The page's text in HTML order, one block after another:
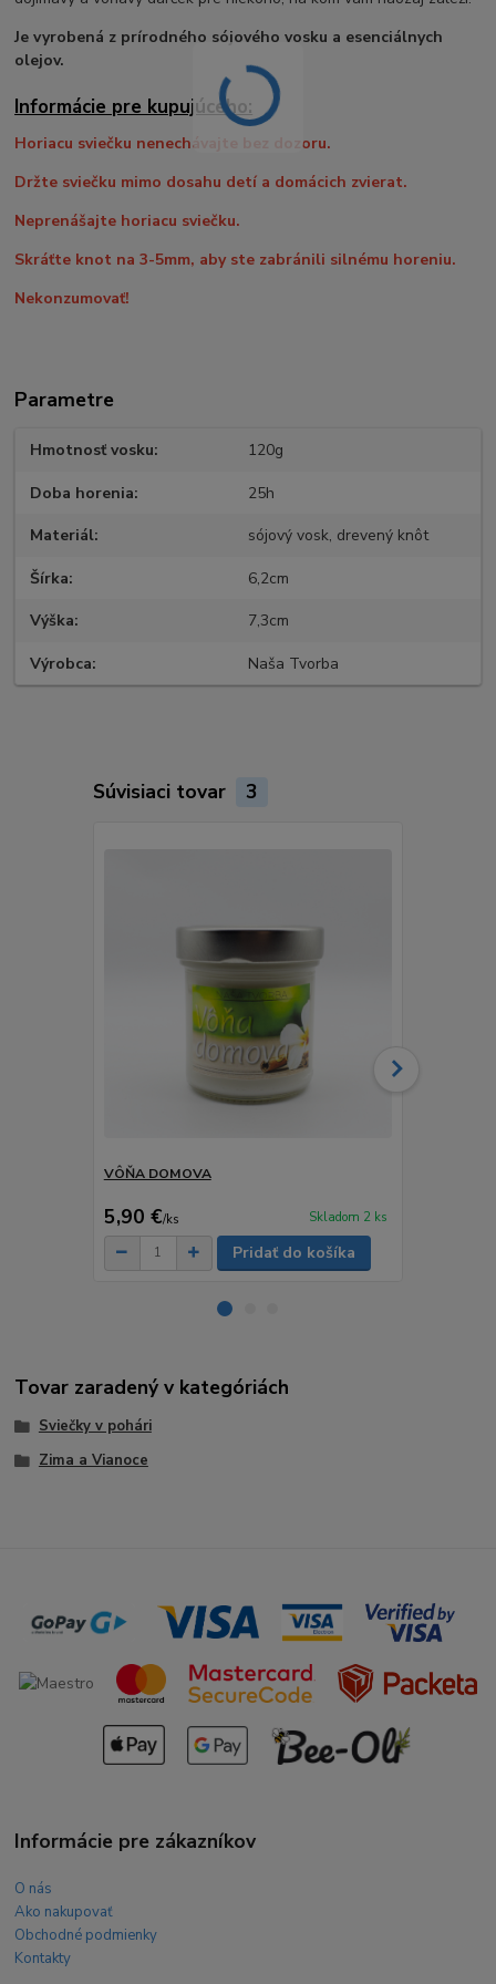
Je vyrobená z prírodného sójového vosku a esenciálnych
olejov.
Informácie pre kupujúceho:
Horiacu sviečku nenechávajte bez dozoru.
Držte sviečku mimo dosahu detí a domácich zvierat.
Neprenášajte horiacu sviečku.
Skráťte knot na 3-5mm, aby ste zabránili silnému horeniu.
Nekonzumovať!
Parametre
Hmotnosť vosku 120g
Doba horenia 25h
Materiál sójový vosk, drevený knôt
Šírka 6,2cm
Výška 7,3cm
Výrobca Naša Tvorba
Súvisiaci tovar 3
VÔŇA DOMOVA
5,90 €/ks Skladom 2 ks
Pridať do košíka
Tovar zaradený v kategóriách
Sviečky v pohári
Zima a Vianoce
Informácie pre zákazníkov
O nás
Ako nakupovať
Obchodné podmienky
Kontakty